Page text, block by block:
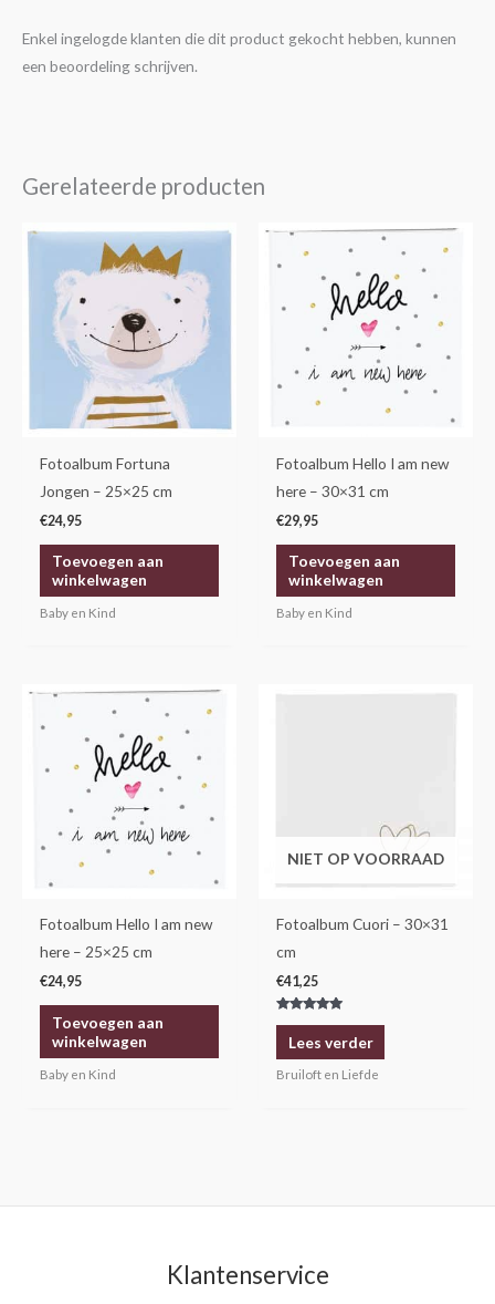
Enkel ingelogde klanten die dit product gekocht hebben, kunnen
een beoordeling schrijven.
Gerelateerde producten
Fotoalbum Fortuna
Jongen – 25×25 cm
€24,95
Toevoegen aan
winkelwagen
Baby en Kind
Fotoalbum Hello I am new
here – 30×31 cm
€29,95
Toevoegen aan
winkelwagen
Baby en Kind
Fotoalbum Hello I am new
here – 25×25 cm
€24,95
Toevoegen aan
winkelwagen
Baby en Kind
NIET OP VOORRAAD
Fotoalbum Cuori – 30×31
cm
€41,25
Gewaardeerd
5.00
uit 5Lees verder
Bruiloft en Liefde
Klantenservice